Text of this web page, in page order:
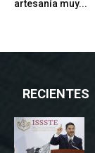
artesanía muy...
RECIENTES